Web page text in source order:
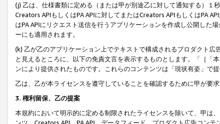
(j) 乙は、仕様書類に定める（または甲が別途乙に対して通知する）
Creators APIもしくはPA APIに対してまたはCreators APIもしくはPA
はPA APIにリクエスト送信を行うアプリケーションを作成し公開した
ーにも適用されます。
(k) 乙が乙のアプリケーション上でテキストで構成されるプロダクト
と見えるところに、以下の免責文言を表示するものとします。「［「
ンにより提供されたものです。これらのコンテンツは「現状有姿」で
乙は、乙が本ライセンスを遵守していることを確認するために甲が要
3. 権利留保、乙の提案
本規約において明示的に定める制限されたライセンスを除いて、甲は
ンツ、Creators API、PA API、データフィード、プロダクト広告コン